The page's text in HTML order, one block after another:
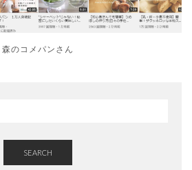
森のコメパンさん
SEARCH